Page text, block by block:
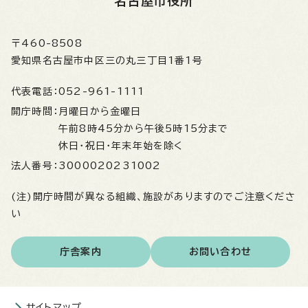
〒460-8508
愛知県名古屋市中区三の丸三丁目1番1号
代表電話： 052-961-1111
開庁時間： 月曜日から金曜日
午前8時45分から午後5時15分まで
休日・祝日・年末年始を除く
法人番号： 3000020231002
(注)開庁時間が異なる組織、施設がありますのでご注意くださ
い
庁舎案内 お問い合わせ